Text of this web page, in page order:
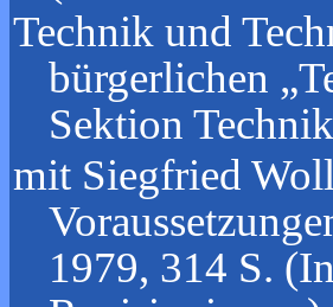
Technik und
bürgerlichen
Sektion
mit Siegfried
1979, 314 S.